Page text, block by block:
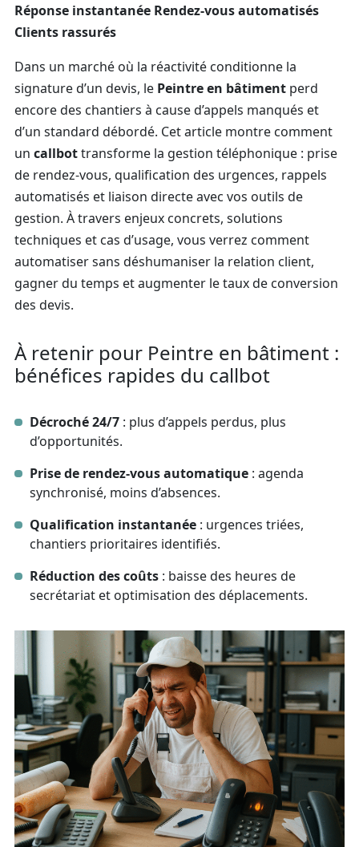
Réponse instantanée Rendez-vous automatisés
Clients rassurés
Dans un marché où la réactivité conditionne la
signature d’un devis, le Peintre en bâtiment perd
encore des chantiers à cause d’appels manqués et
d’un standard débordé. Cet article montre comment
un callbottransforme la gestion téléphonique : prise
de rendez‑vous, qualification des urgences, rappels
automatisés et liaison directe avec vos outils de
gestion. À travers enjeux concrets, solutions
techniques et cas d’usage, vous verrez comment
automatiser sans déshumaniser la relation client,
gagner du temps et augmenter le taux de conversion
des devis.
À retenir pour Peintre en bâtiment :
bénéfices rapides du callbot
Décroché 24/7 : plus d’appels perdus, plus
d’opportunités.
Prise de rendez‑vous automatique : agenda
synchronisé, moins d’absences.
Qualification instantanée : urgences triées,
chantiers prioritaires identifiés.
Réduction des coûts : baisse des heures de
secrétariat et optimisation des déplacements.